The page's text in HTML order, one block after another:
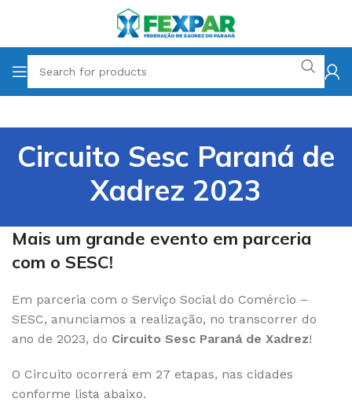
Circuito Sesc Paraná de
Xadrez 2023
Mais um grande evento em parceria
com o SESC!
Em parceria com o Serviço Social do Comércio –
SESC, anunciamos a realização, no transcorrer do
ano de 2023, do Circuito Sesc Paraná de Xadrez!
O Circuito ocorrerá em 27 etapas, nas cidades
conforme lista abaixo.